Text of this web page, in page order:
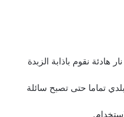
هادئة نقوم باذابة الزبدة
تماما حتى تصبح سائلة